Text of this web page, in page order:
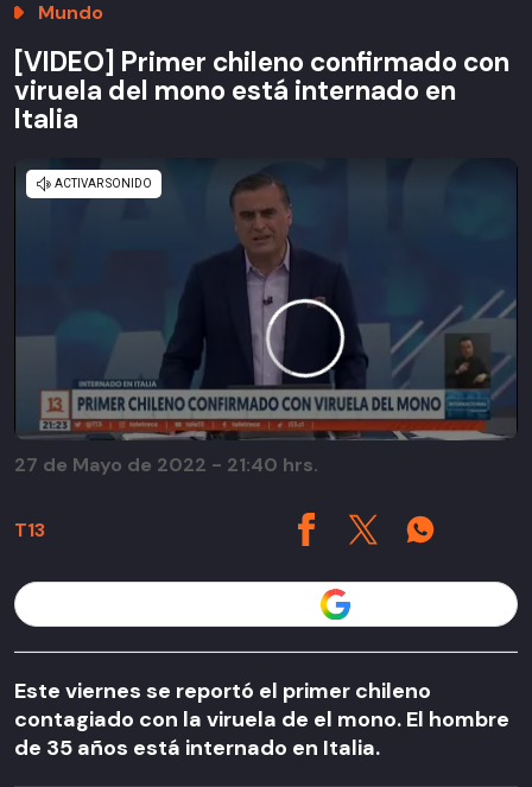
Mundo
[VIDEO] Primer chileno confirmado con
viruela del mono está internado en
Italia
T13
27 de Mayo de 2022 - 21:40 hrs.
Este viernes se reportó el primer chileno
contagiado con la viruela de el mono. El hombre
de 35 años está internado en Italia.